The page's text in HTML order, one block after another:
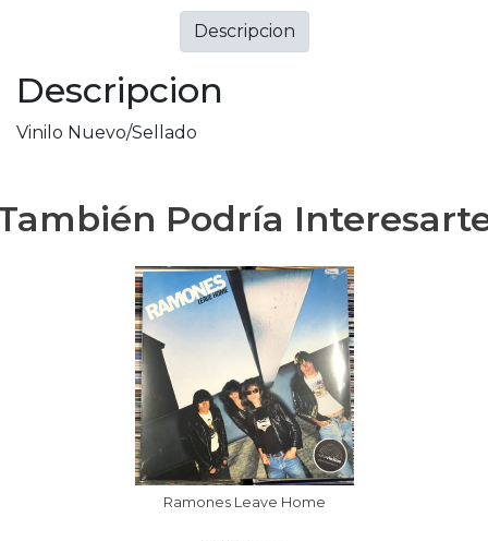
Descripcion
Vinilo Nuevo/Sellado
Descripcion
Podría
Ramones Leave Home